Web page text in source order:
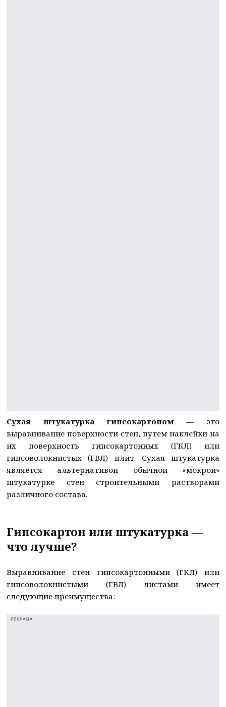
Сухая штукатурка гипсокартоном — это
выравнивание поверхности стен, путем наклейки на
их поверхность гипсокартонных (ГКЛ) или
гипсоволокнистых (ГВЛ) плит. Сухая штукатурка
является альтернативой обычной «мокрой»
штукатурке стен строительными растворами
различного состава.
Гипсокартон или штукатурка —
что лучше?
Выравнивание стен гипсокартонными (ГКЛ) или
гипсоволокнистыми (ГВЛ) листами имеет
следующие преимущества:
РЕКЛАМА